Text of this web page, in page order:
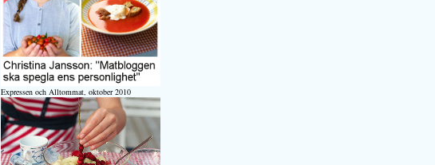
Expressen och Alltommat, oktober 2010